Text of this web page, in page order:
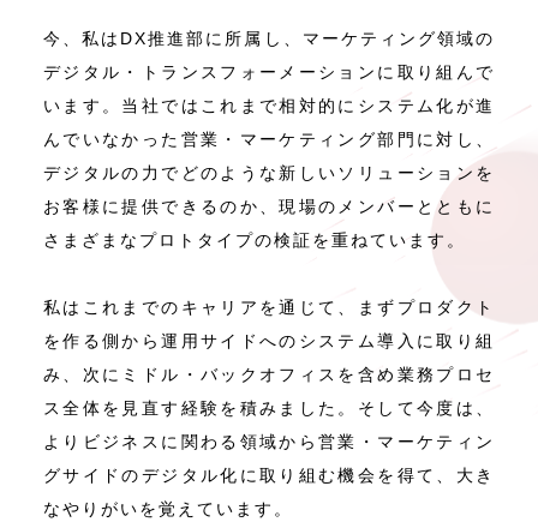
今、私はDX推進部に所属し、マーケティング領域の
デジタル・トランスフォーメーションに取り組んで
います。当社ではこれまで相対的にシステム化が進
んでいなかった営業・マーケティング部門に対し、
デジタルの力でどのような新しいソリューションを
お客様に提供できるのか、現場のメンバーとともに
さまざまなプロトタイプの検証を重ねています。
私はこれまでのキャリアを通じて、まずプロダクト
を作る側から運用サイドへのシステム導入に取り組
み、次にミドル・バックオフィスを含め業務プロセ
ス全体を見直す経験を積みました。そして今度は、
よりビジネスに関わる領域から営業・マーケティン
グサイドのデジタル化に取り組む機会を得て、大き
なやりがいを覚えています。